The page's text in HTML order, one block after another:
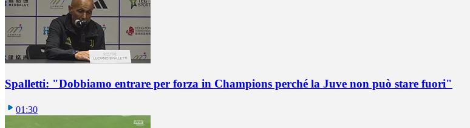
Spalletti: "Dobbiamo entrare per forza in Champions perché la Juve non può stare fuori"
01:30